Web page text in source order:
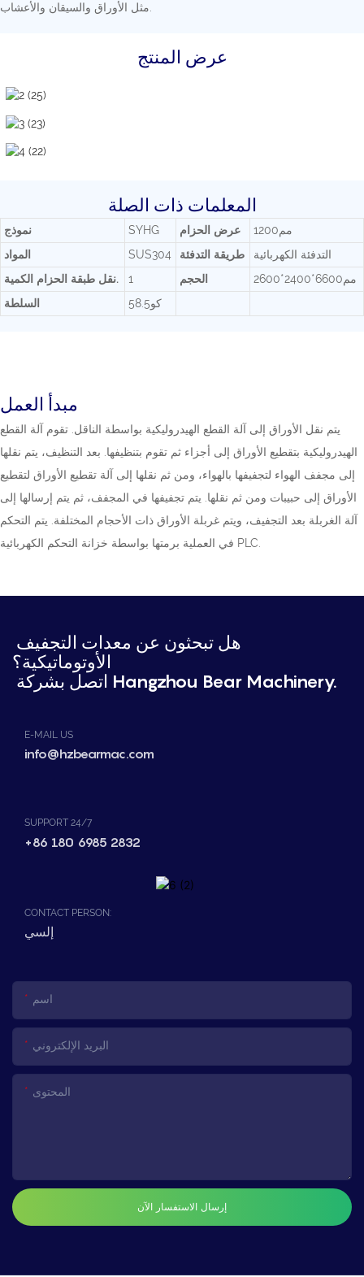
عرض المنتج
المعلمات ذات الصلة
نموذج SYHG عرض الحزام
مم1200
المواد
SUS304 طريقة التدفئة
التدفئة الكهربائية
نقل طبقة الحزام الكمية.
1 الحجم
مم6600*2400*2600
السلطة
كو58.5
مبدأ العمل
يتم نقل الأوراق إلى آلة القطع الهيدروليكية بواسطة الناقل. تقوم آلة القطع
الهيدروليكية بتقطيع الأوراق إلى أجزاء ثم تقوم بتنظيفها. بعد التنظيف، يتم نقلها
إلى مجفف الهواء لتجفيفها بالهواء، ومن ثم نقلها إلى آلة تقطيع الأوراق لتقطيع
الأوراق إلى حبيبات ومن ثم نقلها. يتم تجفيفها في المجفف، ثم يتم إرسالها إلى
آلة الغربلة بعد التجفيف، ويتم غربلة الأوراق ذات الأحجام المختلفة. يتم التحكم
في العملية برمتها بواسطة خزانة التحكم الكهربائية PLC.
الأوتوماتيكية؟
اتصل بشركة Hangzhou Bear Machinery.
E-MAIL US
info@hzbearmac.com
SUPPORT 24/7
+86 180 6985 2832
CONTACT PERSON:
إلسي
اسم
البريد الإلكتروني
المحتوى
إرسال الاستفسار الآن